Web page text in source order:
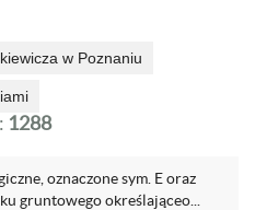
w Poznaniu
1288
oznaczone sym. E oraz
gruntowego określająceo...